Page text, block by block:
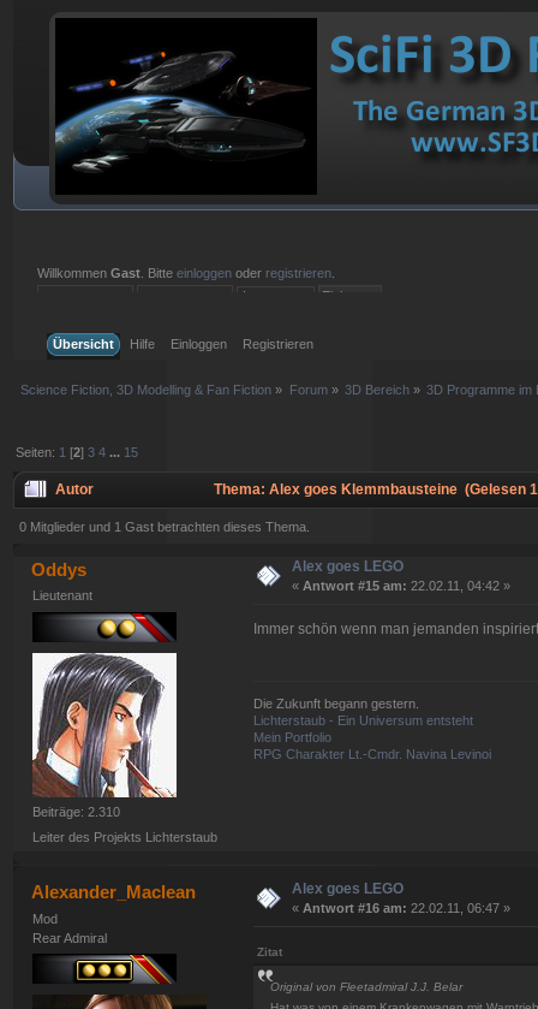
WillkommenGast . Bitteeinloggen oder registrieren
Übersicht
Hilfe Einloggen Registrieren
Science Fiction, 3D Modelling & Fan Fiction » Forum» 3D Bereich » 3D Programme im
Seiten: 1 [2]3 4 ... 15
Autor Thema: Alex goes Klemmbausteine (Gelesen
0 Mitglieder und 1 Gast betrachten dieses Thema.
Oddys
Lieutenant
Beiträge: 2.310
Leiter des Projekts Lichterstaub
Alex goes LEGO
« Antwort #15 am: 22.02.11, 04:42 »
Immer schön wenn man jemanden
Die Zukunft begann gestern.
Lichterstaub - Ein Universum entsteht
Mein Portfolio
RPG Charakter Lt.-Cmdr. Navina Levinoi
Alexander_Maclean
Mod
Rear Admiral
Alex goes LEGO
« Antwort #16 am: 22.02.11, 06:47 »
Zitat
Original von Fleetadmiral J.J. Belar